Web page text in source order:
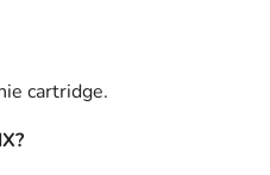
cartridge.